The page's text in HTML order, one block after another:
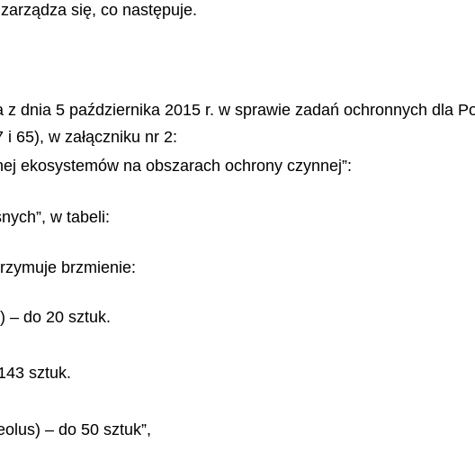
się, co następuje.
dnia 5 października 2015 r. w sprawie zadań ochronnych dla
65), w załączniku nr 2:
ekosystemów na obszarach ochrony czynnej”:
w tabeli:
brzmienie:
–do 20 sztuk.
sztuk.
) – do 50 sztuk”,